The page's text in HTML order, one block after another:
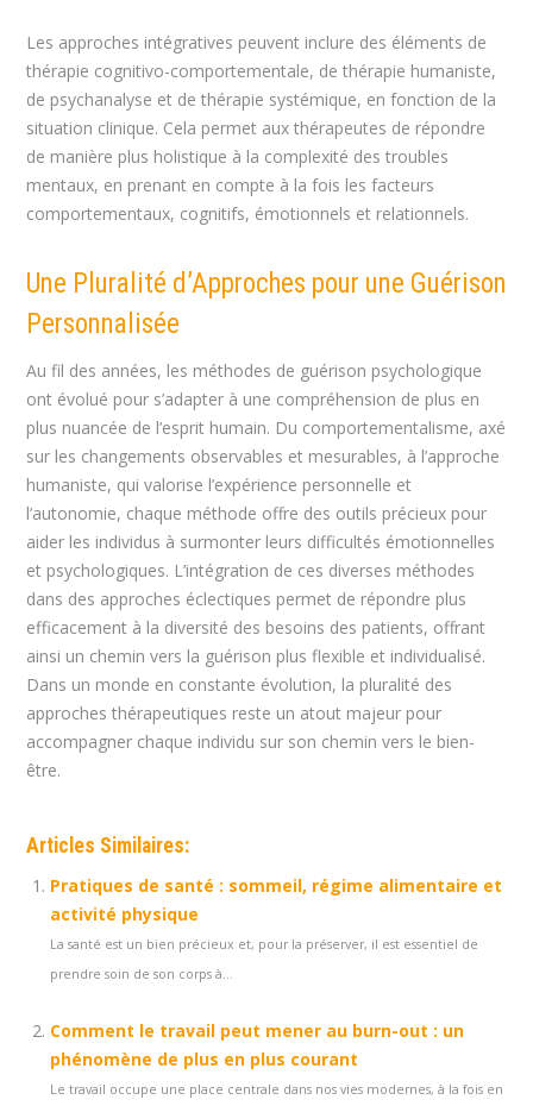
Les approches intégratives peuvent inclure des éléments de
thérapie cognitivo-comportementale, de thérapie humaniste,
de psychanalyse et de thérapie systémique, en fonction de la
situation clinique. Cela permet aux thérapeutes de répondre
de manière plus holistique à la complexité des troubles
mentaux, en prenant en compte à la fois les facteurs
comportementaux, cognitifs, émotionnels et relationnels.
Une Pluralité d’Approches pour une Guérison
Personnalisée
Au fil des années, les méthodes de guérison psychologique
ont évolué pour s’adapter à une compréhension de plus en
plus nuancée de l’esprit humain. Du comportementalisme, axé
sur les changements observables et mesurables, à l’approche
humaniste, qui valorise l’expérience personnelle et
l’autonomie, chaque méthode offre des outils précieux pour
aider les individus à surmonter leurs difficultés émotionnelles
et psychologiques. L’intégration de ces diverses méthodes
dans des approches éclectiques permet de répondre plus
efficacement à la diversité des besoins des patients, offrant
ainsi un chemin vers la guérison plus flexible et individualisé.
Dans un monde en constante évolution, la pluralité des
approches thérapeutiques reste un atout majeur pour
accompagner chaque individu sur son chemin vers le bien-
être.
Articles Similaires:
Pratiques de santé : sommeil, régime alimentaire et
activité physique
La santé est un bien précieux et, pour la préserver, il est essentiel de
prendre soin de son corps à...
Comment le travail peut mener au burn-out : un
phénomène de plus en plus courant
Le travail occupe une place centrale dans nos vies modernes, à la fois en